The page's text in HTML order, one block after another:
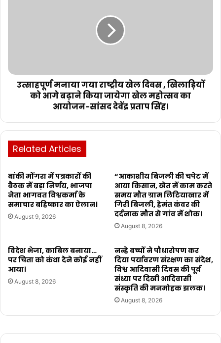
उत्साहपूर्ण मनाया गया राष्ट्रीय खेल दिवस , खिलाड़ियों
को आगे बढ़ाने किया जायेगा खेल महोत्सव का
आयोजन-सांसद देवेंद्र प्रताप सिंह।
Related Articles
बांकी मोंगरा में पत्रकारों की
बैठक में बड़ा निर्णय, भाजपा
नेता भागवत विश्वकर्मा के
समाचार बहिष्कार का ऐलान।
August 9, 2026
“आकाशीय बिजली की चपेट में
आया किसान, खेत में काम करते
समय मौत ग्राम लिटियाखार में
गिरी बिजली, हेमंत कंवर की
दर्दनाक मौत से गांव में शोक।
August 8, 2026
विदेश भेजा, काबिल बनाया…
पर चिता को कंधा देने कोई नहीं
आया।
August 8, 2026
नन्हे बच्चों ने पौधारोपण कर
दिया पर्यावरण संरक्षण का संदेश,
विश्व आदिवासी दिवस की पूर्व
संध्या पर दिखी आदिवासी
संस्कृति की मनमोहक झलक।
August 8, 2026